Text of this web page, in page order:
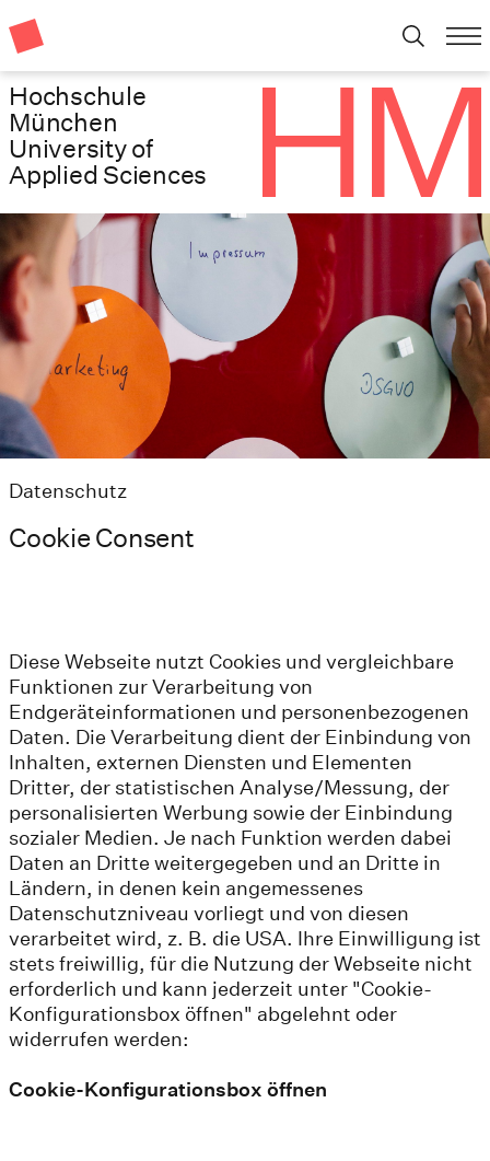
Hochschule
München
University of
Applied Sciences
Datenschutz
Cookie Consent
Diese Webseite nutzt Cookies und vergleichbare
Funktionen zur Verarbeitung von
Endgeräteinformationen und personenbezogenen
Daten. Die Verarbeitung dient der Einbindung von
Inhalten, externen Diensten und Elementen
Dritter, der statistischen Analyse/Messung, der
personalisierten Werbung sowie der Einbindung
sozialer Medien. Je nach Funktion werden dabei
Daten an Dritte weitergegeben und an Dritte in
Ländern, in denen kein angemessenes
Datenschutzniveau vorliegt und von diesen
verarbeitet wird, z. B. die USA. Ihre Einwilligung ist
stets freiwillig, für die Nutzung der Webseite nicht
erforderlich und kann jederzeit unter "Cookie-
Konfigurationsbox öffnen" abgelehnt oder
widerrufen werden:
Cookie-Konfigurationsbox öffnen